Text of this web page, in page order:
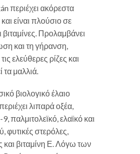
περιέχει ακόρεστα
είναι πλούσιο σε
βιταμίνες. Προλαμβάνει
και τη γήρανση,
ελεύθερες ρίζες και
τα μαλλιά.
βιολογικό έλαιο
λιπαρά οξέα,
παλμιτολεϊκό, ελαϊκό και
φυτικές στερόλες,
και βιταμίνη Ε. Λόγω των